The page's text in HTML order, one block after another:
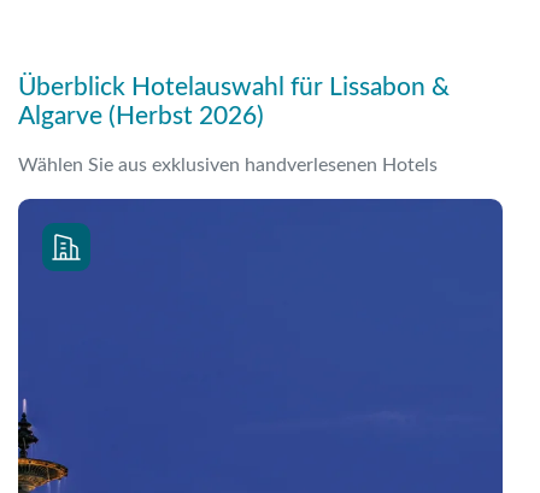
Überblick Hotelauswahl für Lissabon &
Algarve (Herbst 2026)
Wählen Sie aus exklusiven handverlesenen Hotels